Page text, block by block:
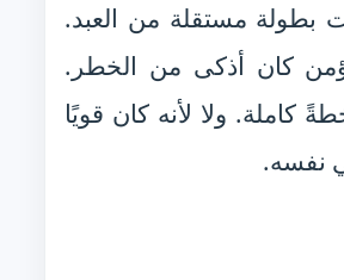
بطولة مستقلة من العبد.
كان أذكى من الخطر.
كاملة. ولا لأنه كان قويًا
نفسه.